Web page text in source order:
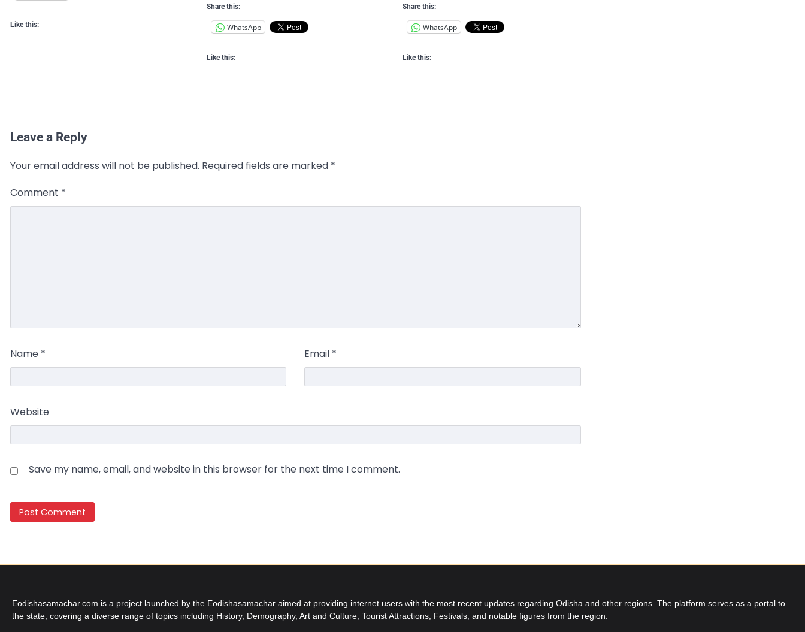
Like this:
Share this:
WhatsApp
Like this:
Share this:
WhatsApp
Like this:
Leave a Reply
Your email address will not be published. Required fields are marked *
Comment *
Name * Email *
Website
Save my name, email, and website in this browser for the next time I comment.
Eodishasamachar.com is a project launched by the Eodishasamachar aimed at providing internet users with the most recent updates regarding Odisha and other regions. The platform serves as a portal to
the state, covering a diverse range of topics including History, Demography, Art and Culture, Tourist Attractions, Festivals, and notable figures from the region.